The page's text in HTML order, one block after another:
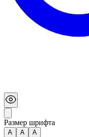
Размер шрифта
А A A